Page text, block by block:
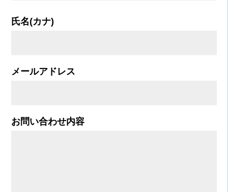
氏名(カナ)
メールアドレス
お問い合わせ内容